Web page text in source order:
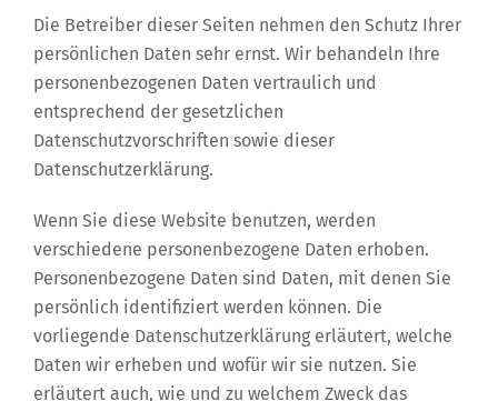
Die Betreiber dieser Seiten nehmen den Schutz Ihrer
persönlichen Daten sehr ernst. Wir behandeln Ihre
personenbezogenen Daten vertraulich und
entsprechend der gesetzlichen
Datenschutzvorschriften sowie dieser
Datenschutzerklärung.
Wenn Sie diese Website benutzen, werden
verschiedene personenbezogene Daten erhoben.
Personenbezogene Daten sind Daten, mit denen Sie
persönlich identifiziert werden können. Die
vorliegende Datenschutzerklärung erläutert, welche
Daten wir erheben und wofür wir sie nutzen. Sie
erläutert auch, wie und zu welchem Zweck das